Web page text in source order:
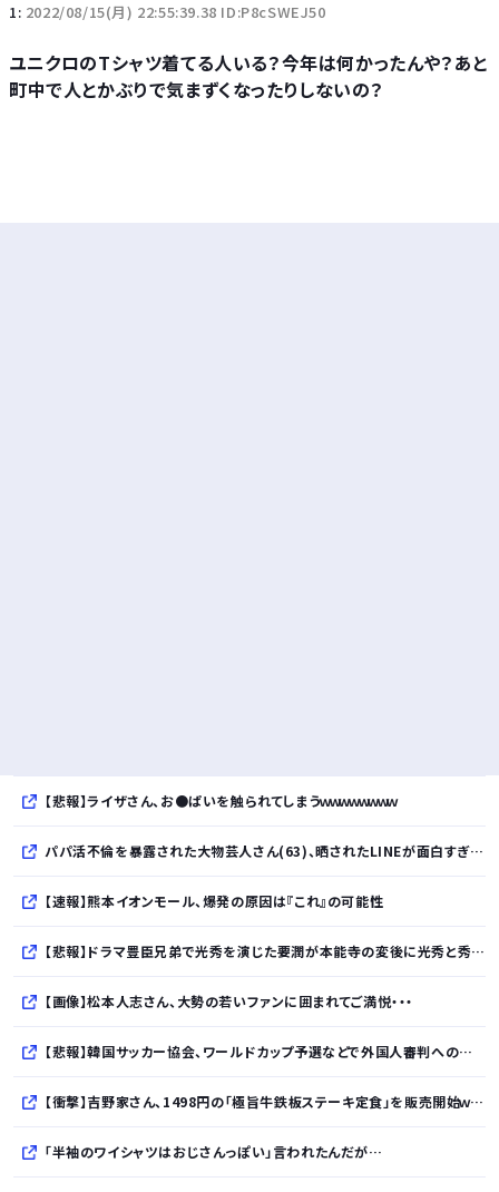
1: 2022/08/15(月) 22:55:39.38 ID:P8cSWEJ50
ユニクロのTシャツ着てる人いる？今年は何かったんや？あと
町中で人とかぶりで気まずくなったりしないの？
【悲報】ライザさん、お●ぱいを触られてしまうｗｗｗｗｗｗｗｗ
パパ活不倫を暴露された大物芸人さん(63)、晒されたLINEが面白すぎるｗｗｗｗｗｗｗｗｗ(画像ｱﾘ)
【速報】熊本イオンモール、爆発の原因は『これ』の可能性
【悲報】ドラマ豊臣兄弟で光秀を演じた要潤が本能寺の変後に光秀と秀吉が会ったのは史実じゃ
【画像】松本人志さん、大勢の若いファンに囲まれてご満悦・・・
【悲報】韓国サッカー協会、ワールドカップ予選などで外国人審判への性的接待疑惑が浮上
【衝撃】吉野家さん、1498円の「極旨牛鉄板ステーキ定食」を販売開始ｗｗｗｗｗｗｗｗｗｗ
「半袖のワイシャツはおじさんっぽい」言われたんだが…